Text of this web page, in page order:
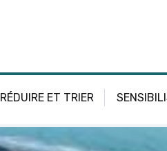
RÉDUIRE ET TRIER